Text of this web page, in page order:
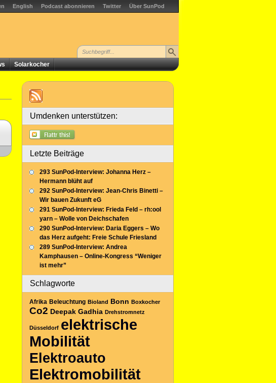
English Podcast abonnieren Twitter Über SunPod
Solarkocher
Umdenken unterstützen:
Letzte Beiträge
293 SunPod-Interview: Johanna Herz –
Hermann blüht auf
292 SunPod-Interview: Jean-Chris Binetti –
Wir bauen Zukunft eG
291 SunPod-Interview: Frieda Feld – rh:ool
yarn – Wolle von Deichschafen
290 SunPod-Interview: Daria Eggers – Wo
das Herz aufgeht: Freie Schule Friesland
289 SunPod-Interview: Andrea
Kamphausen – Online-Kongress “Weniger
ist mehr”
Schlagworte
Afrika Beleuchtung Bioland Bonn Boxkocher
Co2 Deepak Gadhia Drehstromnetz
Düsseldorf elektrische
Mobilität
Elektroauto
Elektromobilität